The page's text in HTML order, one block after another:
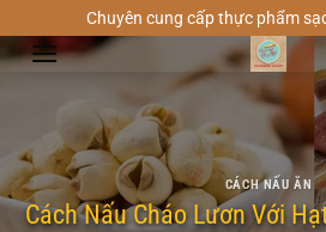
đến
Chuyên cung cấp thực phẩm
CÁCH NẤU ĂN
Cách Nấu Cháo Lươn Với